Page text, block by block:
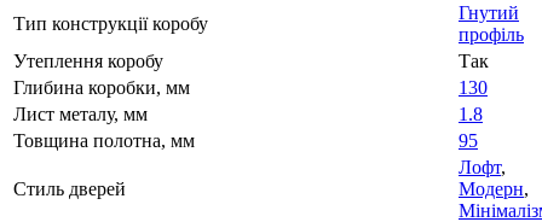
Тип конструкції коробу
Гнутий
профіль
Утеплення коробу
Так
Глибина коробки, мм
130
Лист металу, мм
1.8
Товщина полотна, мм
95
Стиль дверей
Лофт,
Модерн,